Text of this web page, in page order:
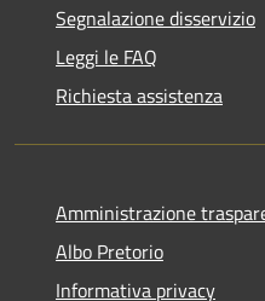
Segnalazione disservizio
Leggi le FAQ
Richiesta assistenza
Amministrazione
Albo Pretorio
Informativa privacy